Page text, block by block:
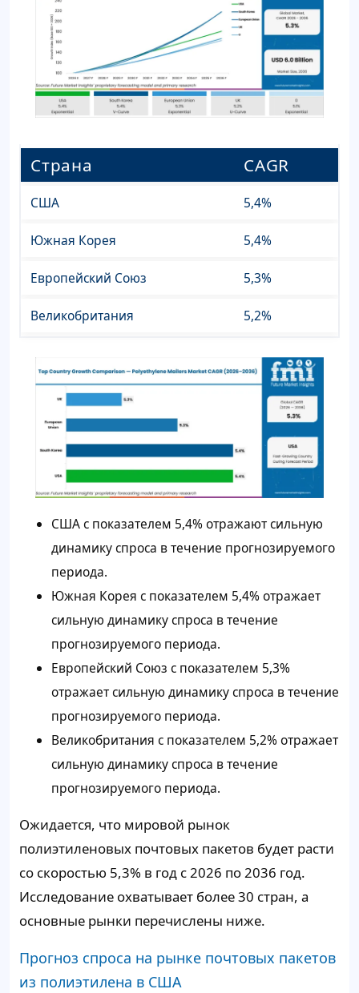
Страна CAGR
США 5,4%
Южная Корея 5,4%
Европейский Союз 5,3%
Великобритания 5,2%
США с показателем 5,4% отражают сильную
динамику спроса в течение прогнозируемого
периода.
Южная Корея с показателем 5,4% отражает
сильную динамику спроса в течение
прогнозируемого периода.
Европейский Союз с показателем 5,3%
отражает сильную динамику спроса в течение
прогнозируемого периода.
Великобритания с показателем 5,2% отражает
сильную динамику спроса в течение
прогнозируемого периода.
Ожидается, что мировой рынок
полиэтиленовых почтовых пакетов будет расти
со скоростью 5,3% в год с 2026 по 2036 год.
Исследование охватывает более 30 стран, а
основные рынки перечислены ниже.
Прогноз спроса на рынке почтовых пакетов
из полиэтилена в США